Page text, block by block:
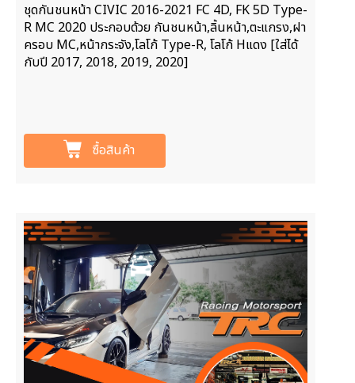
ชุดกันชนหน้า CIVIC 2016-2021 FC 4D, FK 5D Type-
R MC 2020 ประกอบด้วย กันชนหน้า,ลิ้นหน้า,ตะแกรง,ฝา
ครอบ MC,หน้ากระจัง,โลโก้ Type-R, โลโก้ Hแดง [ใส่ได้
กับปี 2017, 2018, 2019, 2020]
ซื้อสินค้า